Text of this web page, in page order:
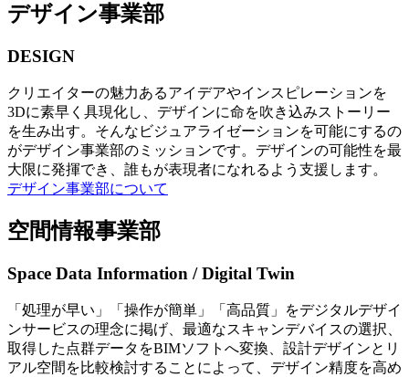
デザイン事業部
DESIGN
クリエイターの魅力あるアイデアやインスピレーションを
3Dに素早く具現化し、デザインに命を吹き込みストーリー
を生み出す。そんなビジュアライゼーションを可能にするの
がデザイン事業部のミッションです。デザインの可能性を最
大限に発揮でき、誰もが表現者になれるよう支援します。
デザイン事業部について
空間情報事業部
Space Data Information / Digital Twin
「処理が早い」「操作が簡単」「高品質」をデジタルデザイ
ンサービスの理念に掲げ、最適なスキャンデバイスの選択、
取得した点群データをBIMソフトへ変換、設計デザインとリ
アル空間を比較検討することによって、デザイン精度を高め